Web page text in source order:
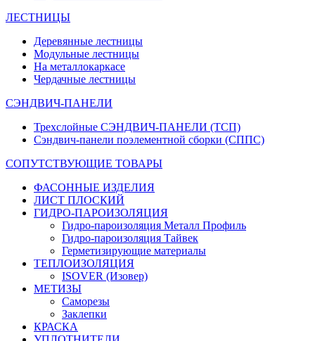
ЛЕСТНИЦЫ
Деревянные лестницы
Модульные лестницы
На металлокаркасе
Чердачные лестницы
СЭНДВИЧ-ПАНЕЛИ
Трехслойные СЭНДВИЧ-ПАНЕЛИ (ТСП)
Сэндвич-панели поэлементной сборки (СППС)
СОПУТСТВУЮЩИЕ ТОВАРЫ
ФАСОННЫЕ ИЗДЕЛИЯ
ЛИСТ ПЛОСКИЙ
ГИДРО-ПАРОИЗОЛЯЦИЯ
Гидро-пароизоляция Металл Профиль
Гидро-пароизоляция Тайвек
Герметизирующие материалы
ТЕПЛОИЗОЛЯЦИЯ
ISOVER (Изовер)
МЕТИЗЫ
Саморезы
Заклепки
КРАСКА